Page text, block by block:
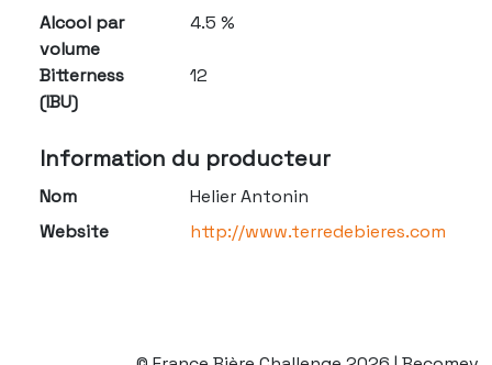
Alcool par
volume
4.5 %
Bitterness
(IBU)
12
Information du producteur
Nom
Helier Antonin
Website
http://www.terredebieres.com